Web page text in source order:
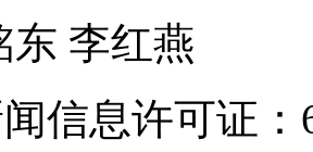
东 李红燕
信息许可证：